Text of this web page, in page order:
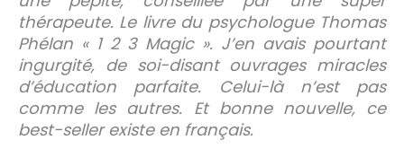
thérapeute. Le livre du psychologue Thomas
Phélan « 1 2 3 Magic ». J’en avais pourtant
ingurgité, de soi-disant ouvrages miracles
d’éducation parfaite. Celui-là n’est pas
comme les autres. Et bonne nouvelle, ce
best-seller existe en français.